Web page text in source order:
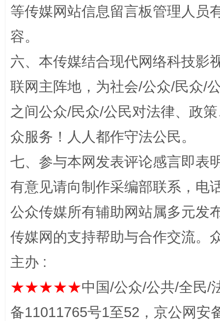
等传媒网站信息留言板管理人员
容。
六、本传媒结合现代网络科技影
联网主阵地，为社会/公众/民众/
之间公众/民众/公民对法律、政
众服务！人人都作守法公民。
七、参与本网发表评论感言即表
有意见请向制作采编部联系，电
公众传媒所有辅助网站属多元发
传媒网的支持帮助与合作交流。
主办 :
★★★★★中国/公众/公共/全民/
备11011765号1至52，京公网安